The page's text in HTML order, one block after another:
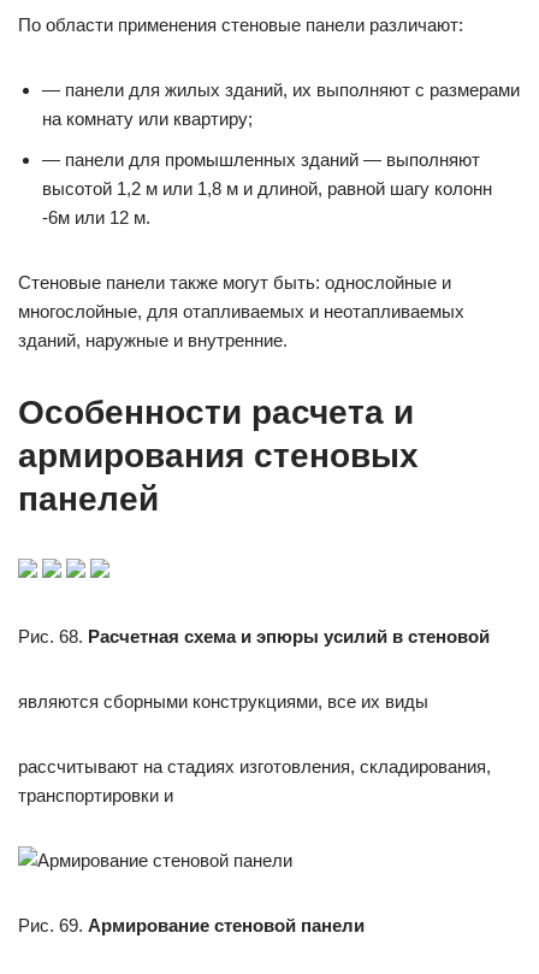
По области применения стеновые панели различают:
— панели для жилых зданий, их выполняют с размерами
на комнату или квартиру;
— панели для промышленных зданий — выполняют
высотой 1,2 м или 1,8 м и длиной, равной шагу колонн
-6м или 12 м.
Стеновые панели также могут быть: однослойные и
многослойные, для отапливаемых и неотапливаемых
зданий, наружные и внутренние.
Особенности расчета и
армирования стеновых
панелей
Рис. 68. Расчетная схема и эпюры усилий в стеновой
являются сборными конструкциями, все их виды
рассчитывают на стадиях изготовления, складирования,
транспортировки и
Рис. 69. Армирование стеновой панели